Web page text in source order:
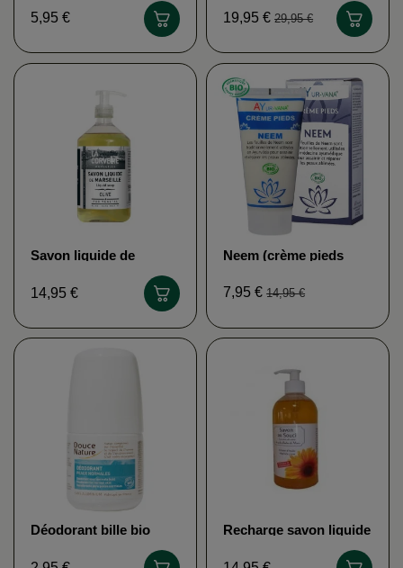
Corps) FROM EARTH
TO EARTH
5,95 €
19,95 €29,95 €
Savon liquide de
CORVETTE
14,95 €
Neem (crème pieds
VANA
7,95 €14,95 €
Déodorant bille bio
DOUCE NATURE
Recharge savon liquide
THEISS